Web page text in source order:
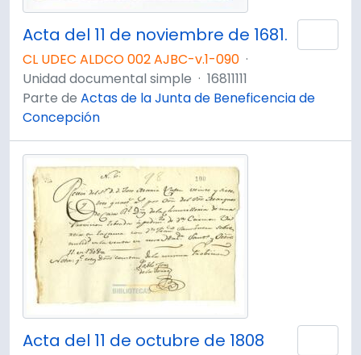
Acta del 11 de noviembre de 1681.
CL UDEC ALDCO 002 AJBC-v.1-090 ·
Unidad documental simple · 16811111
Parte de Actas de la Junta de Beneficencia de
Concepción
Acta del 11 de octubre de 1808